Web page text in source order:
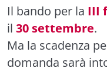
Il bando per la III
il 30 settembre.
Ma la scadenza
domanda sarà i